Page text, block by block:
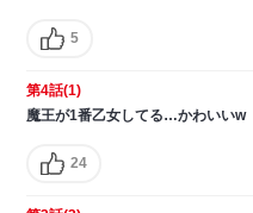
5
第4話(1)
魔王が1番乙女してる…かわいいw
24